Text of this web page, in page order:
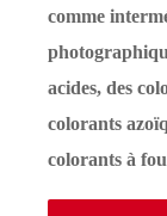
comme
acides, des
colorants
colorants à